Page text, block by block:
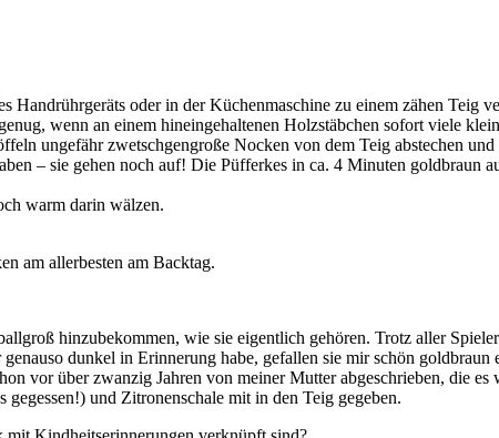
oder in der Küchenmaschine zu einem zähen Teig
wenn an einem hineingehaltenen Holzstäbchen sofort viele
ungefähr zwetschgengroße Nocken von dem Teig abstechen
– sie gehen noch auf! Die Püfferkes in ca. 4 Minuten goldbraun
warm darin wälzen.
am allerbesten am Backtag.
hinzubekommen, wie sie eigentlich gehören. Trotz aller
dunkel in Erinnerung habe, gefallen sie mir schön
vor über zwanzig Jahren von meiner Mutter abgeschrieben, die
und Zitronenschale mit in den Teig gegeben.